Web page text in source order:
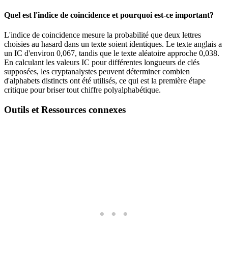
Quel est l'indice de coincidence et pourquoi est-ce important?
L'indice de coincidence mesure la probabilité que deux lettres
choisies au hasard dans un texte soient identiques. Le texte anglais a
un IC d'environ 0,067, tandis que le texte aléatoire approche 0,038.
En calculant les valeurs IC pour différentes longueurs de clés
supposées, les cryptanalystes peuvent déterminer combien
d'alphabets distincts ont été utilisés, ce qui est la première étape
critique pour briser tout chiffre polyalphabétique.
Outils et Ressources connexes